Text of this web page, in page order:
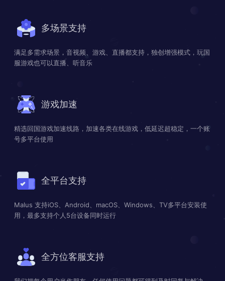
多场景支持
满足多需求场景，音视频、游戏、直播都支持，独创增强模式，玩国
服游戏也可以直播、听音乐
游戏加速
精选回国游戏加速线路，加速各类在线游戏，低延迟超稳定，一个账
号多平台使用
全平台支持
Malus 支持iOS、Android、macOS、Windows、TV多平台安装使
用，最多支持个人5台设备同时运行
全方位客服支持